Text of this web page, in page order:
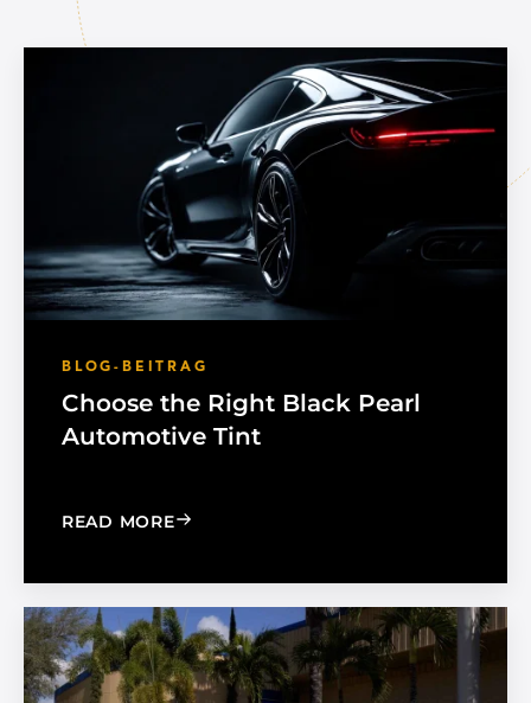
BLOG-BEITRAG
Choose the Right Black Pearl
Automotive Tint
READ MORE: CHOOSE THE RIGHT BLACK PEARL